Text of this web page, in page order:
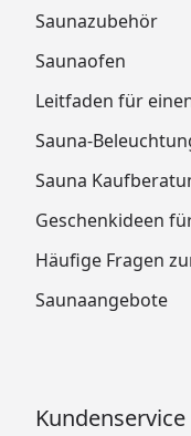
Saunazubehör
Saunaofen
Leitfaden für
Sauna-
Sauna
Geschenkideen
Häufige Fragen
Saunaangebote
Kundenservice